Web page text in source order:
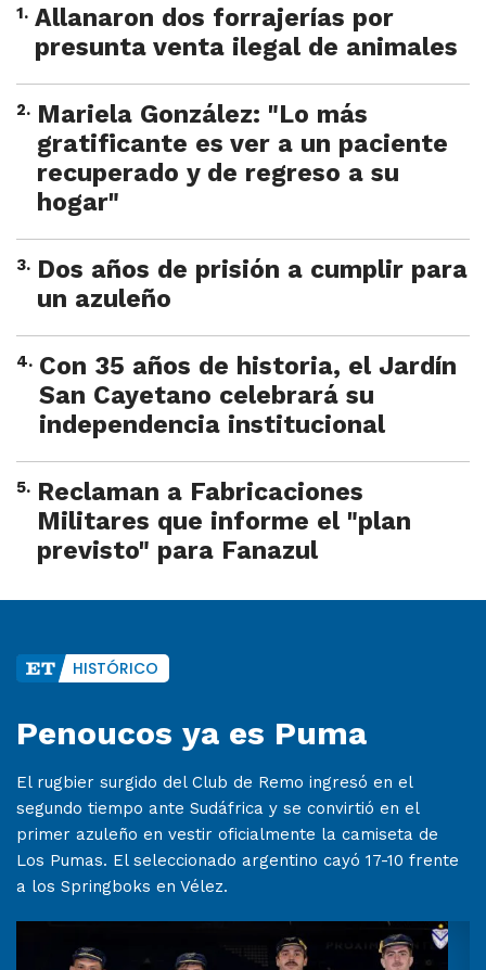
1. Allanaron dos forrajerías por
presunta venta ilegal de animales
2. Mariela González: "Lo más
gratificante es ver a un paciente
recuperado y de regreso a su
hogar"
3. Dos años de prisión a cumplir para
un azuleño
4. Con 35 años de historia, el Jardín
San Cayetano celebrará su
independencia institucional
5. Reclaman a Fabricaciones
Militares que informe el "plan
previsto" para Fanazul
HISTÓRICO
Penoucos ya es Puma
El rugbier surgido del Club de Remo ingresó en el
segundo tiempo ante Sudáfrica y se convirtió en el
primer azuleño en vestir oficialmente la camiseta de
Los Pumas. El seleccionado argentino cayó 17-10 frente
a los Springboks en Vélez.